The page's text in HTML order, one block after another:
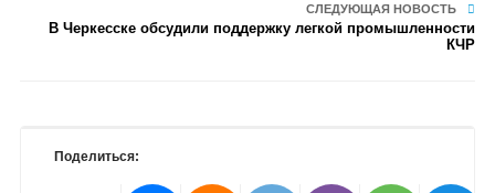
СЛЕДУЮЩАЯ НОВОСТЬ
В Черкесске обсудили поддержку легкой промышленности
КЧР
Поделиться: